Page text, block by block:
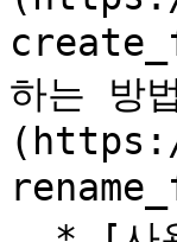
하는 방